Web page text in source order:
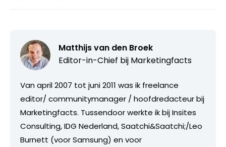
Matthijs van den Broek
Editor-in-Chief bij Marketingfacts
Van april 2007 tot juni 2011 was ik freelance
editor/ communitymanager / hoofdredacteur bij
Marketingfacts. Tussendoor werkte ik bij Insites
Consulting, IDG Nederland, Saatchi&Saatchi;/Leo
Burnett (voor Samsung) en voor